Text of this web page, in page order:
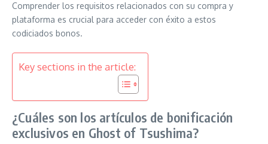
Comprender los requisitos relacionados con su compra y
plataforma es crucial para acceder con éxito a estos
codiciados bonos.
Key sections in the article:
¿Cuáles son los artículos de bonificación
exclusivos en Ghost of Tsushima?